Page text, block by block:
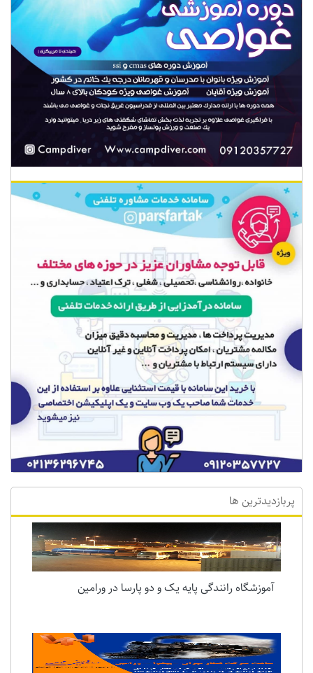
پربازدیدترین ها
آموزشگاه رانندگی پایه یک و دو پارسا در ورامین